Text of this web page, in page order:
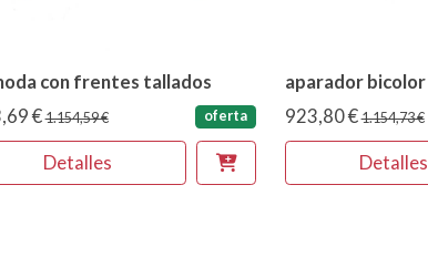
con frentes tallados
€1.154,59 € oferta
Detalles
aparador bicolor
923,80 €1.154,73 €
Detalles